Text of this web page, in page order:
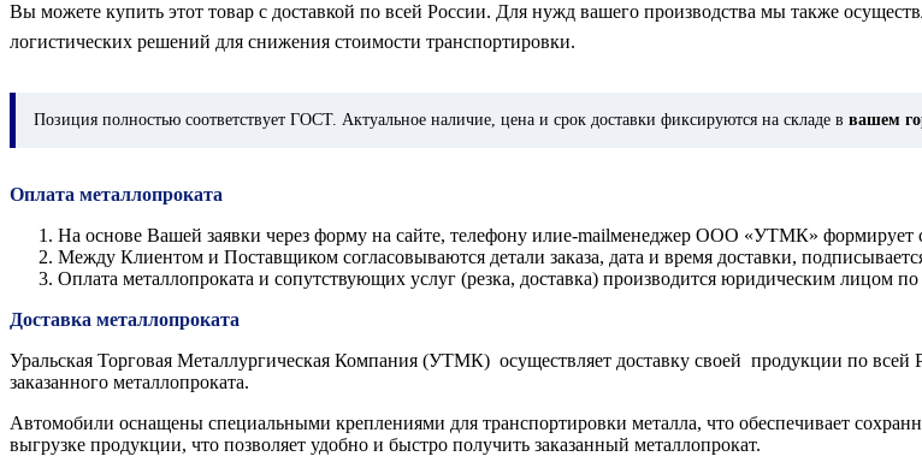
Вы можете купить этот товар с доставкой по всей России. Для нужд вашего производства мы также
логистических решений для снижения стоимости транспортировки.
Позиция полностью соответствует ГОСТ. Актуальное наличие, цена и срок доставки фиксируются на складе в вашем
Оплата металлопроката
На основе Вашей заявки через форму на сайте, телефону илиe-mailменеджер ООО «УТМК» формирует
Между Клиентом и Поставщиком согласовываются детали заказа, дата и время доставки,
Оплата металлопроката и сопутствующих услуг (резка, доставка) производится юридическим
Доставка металлопроката
Уральская Торговая Металлургическая Компания (УТМК) осуществляет доставку своей продукции по
заказанного металлопроката.
Автомобили оснащены специальными креплениями для транспортировки металла, что обеспечивает
выгрузке продукции, что позволяет удобно и быстро получить заказанный металлопрокат.